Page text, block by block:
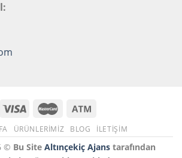
ÜRÜNLERİMİZ BLOG İLETIŞIM
© Bu Site Altınçekiç Ajanstarafından